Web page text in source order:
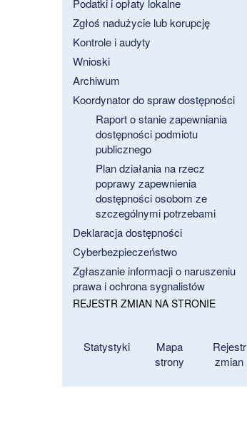
Podatki i opłaty lokalne
Zgłoś nadużycie lub korupcję
Kontrole i audyty
Wnioski
Archiwum
Koordynator do spraw dostępności
Raport o stanie zapewniania
dostępności podmiotu
publicznego
Plan działania na rzecz
poprawy zapewnienia
dostępności osobom ze
szczególnymi potrzebami
Deklaracja dostępności
Cyberbezpieczeństwo
Zgłaszanie informacji o naruszeniu
prawa i ochrona sygnalistów
REJESTR ZMIAN NA STRONIE
Statystyki
Mapa
strony
Rejestr
zmian